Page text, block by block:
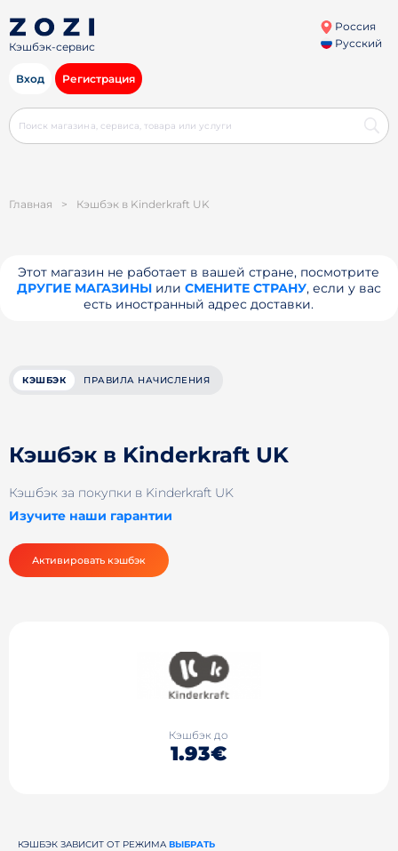
Кэшбэк-сервис
Россия
Русский
Вход Регистрация
Главная > Кэшбэк в Kinderkraft UK
Этот магазин не работает в вашей стране, посмотрите
ДРУГИЕ МАГАЗИНЫили СМЕНИТЕ СТРАНУ, если у вас
есть иностранный адрес доставки.
КЭШБЭК ПРАВИЛА НАЧИСЛЕНИЯ
Кэшбэк в Kinderkraft UK
Кэшбэк за покупки в Kinderkraft UK
Изучите наши гарантии
Активировать кэшбэк
Кэшбэк до
1.93€
КЭШБЭК ЗАВИСИТ ОТ РЕЖИМА ВЫБРАТЬ